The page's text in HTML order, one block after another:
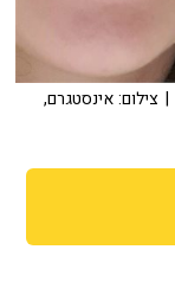
| צילום: אינסטגרם,